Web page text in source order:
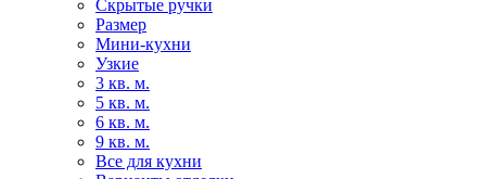
Скрытые ручки
Размер
Мини-кухни
Узкие
3 кв. м.
5 кв. м.
6 кв. м.
9 кв. м.
Все для кухни